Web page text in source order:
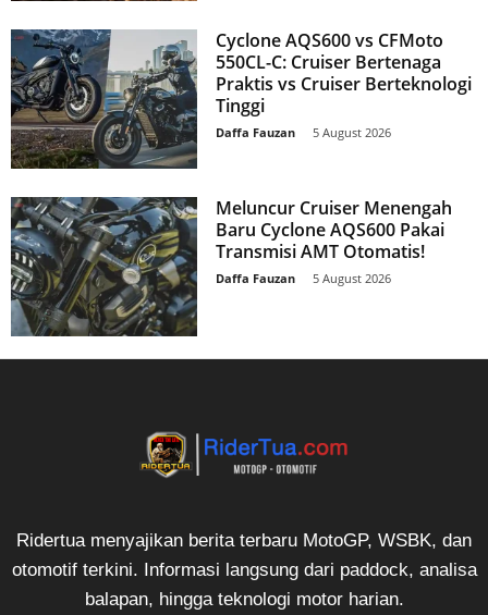
Cyclone AQS600 vs CFMoto
550CL-C: Cruiser Bertenaga
Praktis vs Cruiser Berteknologi
Tinggi
Daffa Fauzan 5 August 2026
Meluncur Cruiser Menengah
Baru Cyclone AQS600 Pakai
Transmisi AMT Otomatis!
Daffa Fauzan 5 August 2026
Ridertua menyajikan berita terbaru MotoGP, WSBK, dan
otomotif terkini. Informasi langsung dari paddock, analisa
balapan, hingga teknologi motor harian.